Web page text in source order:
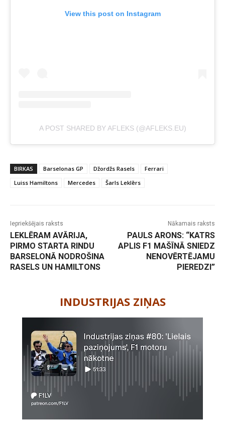
View this post on Instagram
A POST SHARED BY AFLEKS (@AFLEKS.EU)
BIRKAS Barselonas GP Džordžs Rasels
Ferrari
Luiss Hamiltons
Mercedes Šarls Leklērs
Iepriekšējais raksts
LEKLĒRAM AVĀRIJA,
PIRMO STARTA RINDU
BARSELONĀ NODROŠINA
RASELS UN HAMILTONS
Nākamais raksts
PAULS ARONS: “KATRS
APLIS F1 MAŠĪNĀ SNIEDZ
NENOVĒRTĒJAMU
PIEREDZI”
INDUSTRIJAS ZIŅAS